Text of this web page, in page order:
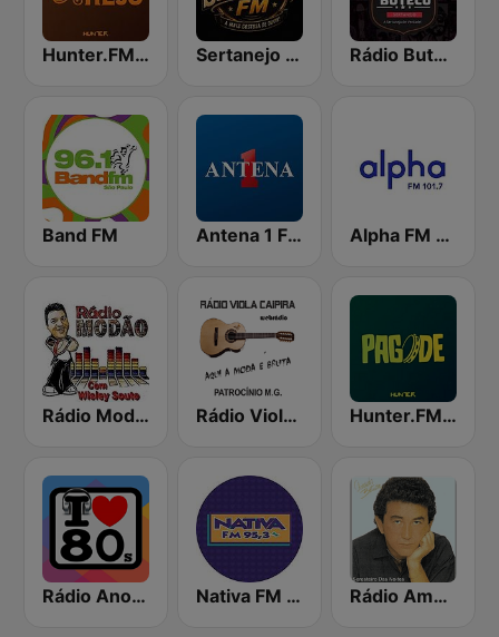
Hunter.FM - Sertanejo Sertanejo FM Rádio Buteco Sertanejo
Band FM Antena 1 FM Alpha FM 101.7
Rádio Modão Rádio Viola Caipira Hunter.FM - Pagode
Rádio Anos 80 Nativa FM - São Paulo Rádio Amado Batista